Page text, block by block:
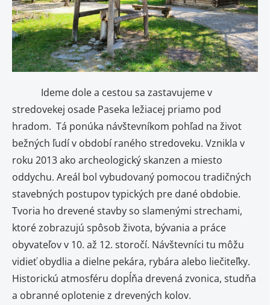
Ideme dole a cestou sa zastavujeme v
stredovekej osade Paseka ležiacej priamo pod
hradom. Tá ponúka návštevníkom pohľad na život
bežných ľudí v období raného stredoveku. Vznikla v
roku 2013 ako archeologický skanzen a miesto
oddychu. Areál bol vybudovaný pomocou tradičných
stavebných postupov typických pre dané obdobie.
Tvoria ho drevené stavby so slamenými strechami,
ktoré zobrazujú spôsob života, bývania a práce
obyvateľov v 10. až 12. storočí. Návštevníci tu môžu
vidieť obydlia a dielne pekára, rybára alebo liečiteľky.
Historickú atmosféru dopĺňa drevená zvonica, studňa
a obranné oplotenie z drevených kolov.